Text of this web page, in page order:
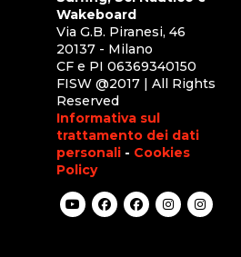
Wakeboard
Via G.B. Piranesi, 46
20137 - Milano
CF e PI 06369340150
FISW @2017 | All Rights
Reserved
Informativa sul
trattamento dei dati
personali - Cookies
Policy